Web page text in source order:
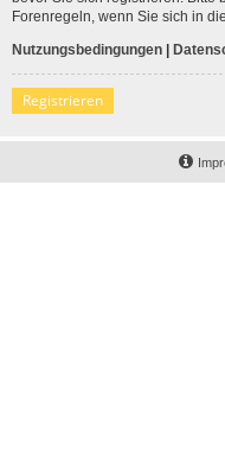
Forenregeln, wenn Sie sich in
Nutzungsbedingungen |
Registrieren